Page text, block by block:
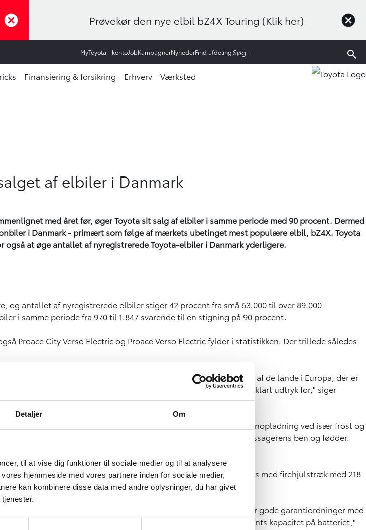
Detaljer Om
til at vise dig funktioner til sociale medier og til at analysere
hjemmeside med vores partnere inden for sociale medier,
kan kombinere disse data med andre oplysninger, du har givet
Prøvekør den nye elbil bZ4X Touring (Klik her)
MyToyota - kontoJobKampagnerNyhederFind afdeling
Finansiering & forsikring Erhverv Værksted
af elbiler i Danmark
med året før, øger Toyota sit salg af elbiler i samme periode med 90 procent. Dermed
i Danmark - primært som følge af mærkets ubetinget mest populære elbil, bZ4X. Toyota
at øge antallet af nyregistrerede Toyota-elbiler i Danmark yderligere.
og antallet af nyregistrerede elbiler stiger 42 procent fra små 63.000 til over 89.000
i samme periode fra 970 til 1.847 svarende til en stigning på 90 procent.
Proace City Verso Electric og Proace Verso Electric fylder i statistikken. Der trillede således
muligt og på mest optimal vis over hele verden. Danmark er et af de lande i Europa, der er
danskerne. Det er fordoblingen af vores elbilsalg hos Toyota et klart udtryk for," siger
forbedringer. Et nyt batterivarmesystem sikrer hurtigere lynopladning ved især frost og
sørger for hurtigere opvarmning af førerens og forsædepassagerens ben og fødder.
udover den forhjulstrukne udgave med 204 hk også kan vælges med firehjulstræk med 218
oplever vi også, at det vægter højt hos kunderne, at der følger gode garantiordninger med
Relax samt op til 10 år eller 1 mio. km garanti for mindst 70 procents kapacitet på batteriet,"